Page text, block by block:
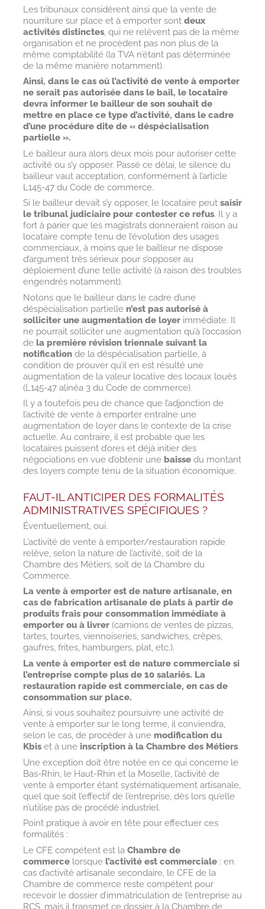
Les tribunaux considèrent ainsi que la vente de
nourriture sur place et à emporter sont deux
activités distinctes, qui ne relèvent pas de la même
organisation et ne procèdent pas non plus de la
même comptabilité (la TVA n’étant pas déterminée
de la même manière notamment).
Ainsi, dans le cas où l’activité de vente à emporter
ne serait pas autorisée dans le bail, le locataire
devra informer le bailleur de son souhait de
mettre en place ce type d’activité, dans le cadre
d’une procédure dite de « déspécialisation
partielle ».
Le bailleur aura alors deux mois pour autoriser cette
activité ou s’y opposer. Passé ce délai, le silence du
bailleur vaut acceptation, conformément à l’article
L145-47 du Code de commerce.
Si le bailleur devait s’y opposer, le locataire peut saisir
le tribunal judiciaire pour contester ce refus. Il y a
fort à parier que les magistrats donneraient raison au
locataire compte tenu de l’évolution des usages
commerciaux, à moins que le bailleur ne dispose
d’argument très sérieux pour s’opposer au
déploiement d’une telle activité (à raison des troubles
engendrés notamment).
Notons que le bailleur dans le cadre d’une
déspécialisation partielle n’est pas autorisé à
solliciter une augmentation de loyer immédiate. Il
ne pourrait solliciter une augmentation qu’à l’occasion
de la première révision triennale suivant la
notificationde la déspécialisation partielle, à
condition de prouver qu’il en est résulté une
augmentation de la valeur locative des locaux loués
(L145-47 alinéa 3 du Code de commerce).
Il y a toutefois peu de chance que l’adjonction de
l’activité de vente à emporter entraîne une
augmentation de loyer dans le contexte de la crise
actuelle. Au contraire, il est probable que les
locataires puissent d’ores et déjà initier des
négociations en vue d’obtenir une baissedu montant
des loyers compte tenu de la situation économique.
FAUT-IL ANTICIPER DES FORMALITÉS
ADMINISTRATIVES SPÉCIFIQUES ?
Éventuellement, oui.
L’activité de vente à emporter/restauration rapide
relève, selon la nature de l’activité, soit de la
Chambre des Métiers, soit de la Chambre du
Commerce.
La vente à emporter est de nature artisanale, en
cas de fabrication artisanale de plats à partir de
produits frais pour consommation immédiate à
emporter ou à livrer(camions de ventes de pizzas,
tartes, tourtes, viennoiseries, sandwiches, crêpes,
gaufres, frites, hamburgers, plat, etc.).
La vente à emporter est de nature commerciale si
l’entreprise compte plus de 10 salariés. La
restauration rapide est commerciale, en cas de
consommation sur place.
Ainsi, si vous souhaitez poursuivre une activité de
vente à emporter sur le long terme, il conviendra,
selon le cas, de procéder à une modification du
Kbiset à une inscription à la Chambre des Métiers.
Une exception doit être notée en ce qui concerne le
Bas-Rhin, le Haut-Rhin et la Moselle, l’activité de
vente à emporter étant systématiquement artisanale,
quel que soit l’effectif de l’entreprise, dès lors qu’elle
n’utilise pas de procédé industriel.
Point pratique à avoir en tête pour effectuer ces
formalités :
Le CFE compétent est la Chambre de
commercelorsque l’activité est commerciale: en
cas d’activité artisanale secondaire, le CFE de la
Chambre de commerce reste compétent pour
recevoir le dossier d’immatriculation de l’entreprise au
RCS, mais il transmet ce dossier à la Chambre de